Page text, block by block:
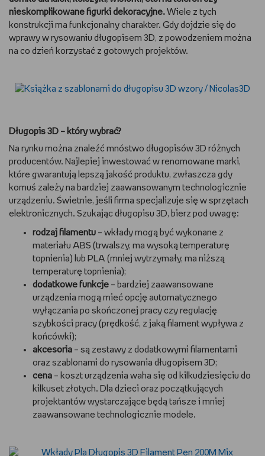
nieskomplikowane figurki dekoracyjne. Wiele z tych
konstrukcji ma funkcjonalny charakter. Gdy dojdzie się do
wprawy w rysowaniu długopisem 3D, z powodzeniem można
na co dzień korzystać z gotowych projektów.
Długopis 3D – który wybrać?
Na rynku można znaleźć mnóstwo długopisów 3D różnych
producentów. Najlepiej inwestować w renomowane marki,
które gwarantują lepszą jakość produktu, zwłaszcza gdy
komuś zależy na bardziej zaawansowanym technologicznie
urządzeniu. Świetnie, jeśli firma specjalizuje się w sprzętach
elektronicznych. Szukając długopisu 3D, bierz pod uwagę:
rodzaj filamentu – wkłady mogą być wykonane z
materiału ABS (trwalszy, ma wysoką temperaturę
topnienia) lub PLA (mniej wytrzymały, ma niższą
temperaturę topnienia);
dodatkowe funkcje – bardziej zaawansowane
urządzenia mogą mieć opcję automatycznego
wyłączania po skończonej pracy czy regulację
szybkości pracy (prędkość, z jaką filament wypływa z
końcówki);
akcesoria – są zestawy z dodatkowymi filamentami
oraz szablonami do rysowania długopisem 3D;
cena – koszt urządzenia waha się od kilkudziesięciu do
kilkuset złotych. Dla dzieci oraz początkujących
projektantów wystarczające będą tańsze i mniej
zaawansowane technologicznie modele.